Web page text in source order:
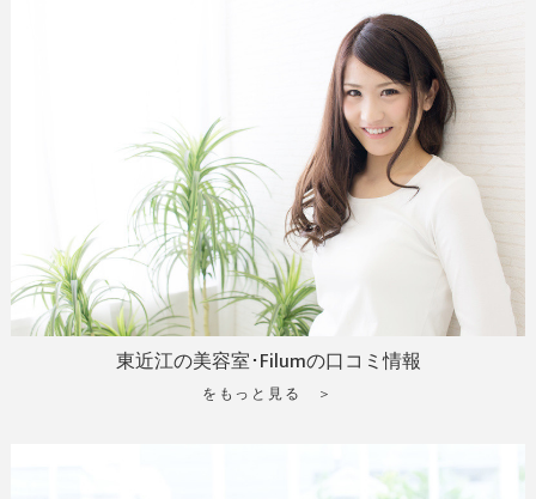
東近江の美容室･Filumの口コミ情報
をもっと見る ＞